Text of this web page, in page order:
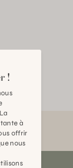
!
à
offrir
nous